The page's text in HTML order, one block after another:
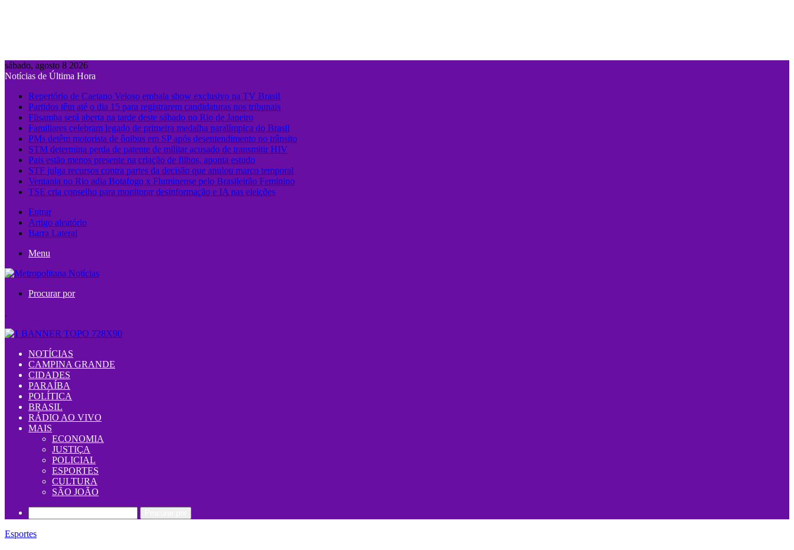
sábado, agosto 8 2026
Notícias de Última Hora
Repertório de Caetano Veloso embala show exclusivo na TV Brasil
Partidos têm até o dia 15 para registrarem candidaturas nos tribunais
Flisamba será aberta na tarde deste sábado no Rio de Janeiro
Familiares celebram legado de primeira medalha paralímpica do Brasil
PMs detêm motorista de ônibus em SP após desentendimento no trânsito
STM determina perda de patente de militar acusado de transmitir HIV
Pais estão menos presente na criação de filhos, aponta estudo
STF julga recursos contra partes da decisão que anulou marco temporal
Ventania no Rio adia Botafogo x Fluminense pelo Brasileirão Feminino
TSE cria conselho para monitorar desinformação e IA nas eleições
Entrar
Artigo aleatório
Barra Lateral
Menu
Procurar por
.
NOTÍCIAS
CAMPINA GRANDE
CIDADES
PARAÍBA
POLÍTICA
BRASIL
RÁDIO AO VIVO
MAIS
ECONOMIA
JUSTIÇA
POLICIAL
ESPORTES
CULTURA
SÃO JOÃO
Esportes